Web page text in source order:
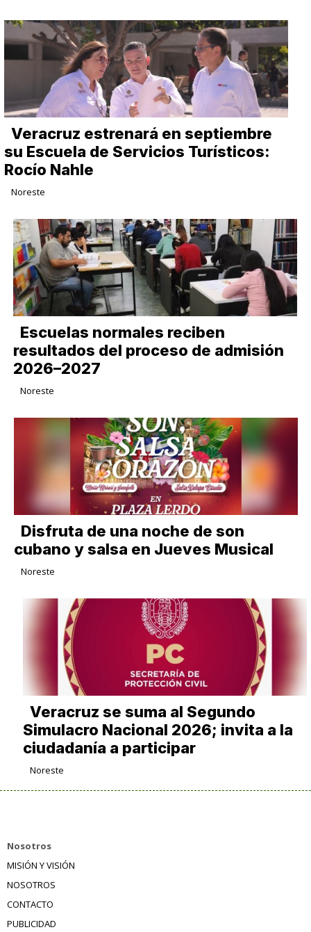
Veracruz estrenará en septiembre
su Escuela de Servicios Turísticos:
Rocío Nahle
Noreste
Escuelas normales reciben
resultados del proceso de admisión
2026–2027
Noreste
Disfruta de una noche de son
cubano y salsa en Jueves Musical
Noreste
Veracruz se suma al Segundo
Simulacro Nacional 2026; invita a la
ciudadanía a participar
Noreste
Nosotros
MISIÓN Y VISIÓN
NOSOTROS
CONTACTO
PUBLICIDAD